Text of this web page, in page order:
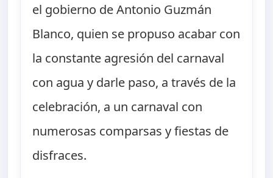
el gobierno de Antonio Guzmán
Blanco, quien se propuso acabar con
la constante agresión del carnaval
con agua y darle paso, a través de la
celebración, a un carnaval con
numerosas comparsas y fiestas de
disfraces.